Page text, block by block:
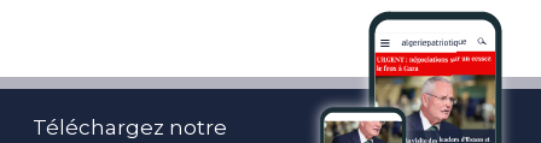
Téléchargez notre